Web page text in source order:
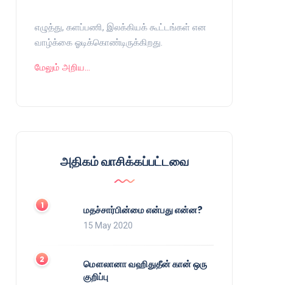
எழுத்து, களப்பணி, இலக்கியக் கூட்டங்கள் என
வாழ்க்கை ஓடிக்கொண்டிருக்கிறது.
மேலும் அறிய…
அதிகம் வாசிக்கப்பட்டவை
மதச்சார்பின்மை என்பது என்ன?
15 May 2020
மௌலானா வஹிதுதீன் கான் ஒரு
குறிப்பு